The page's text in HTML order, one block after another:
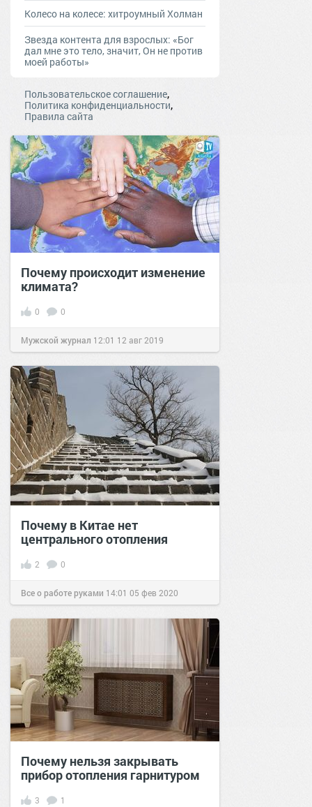
Колесо на колесе: хитроумный Холман
Звезда контента для взрослых: «Бог
дал мне это тело, значит, Он не против
моей работы»
Пользовательское соглашение,
Политика конфиденциальности,
Правила сайта
Почему происходит изменение
климата?
0 0
Мужской журнал 12:01 12 авг 2019
Почему в Китае нет
центрального отопления
2 0
Все о работе руками 14:01 05 фев 2020
Почему нельзя закрывать
прибор отопления гарнитуром
3 1